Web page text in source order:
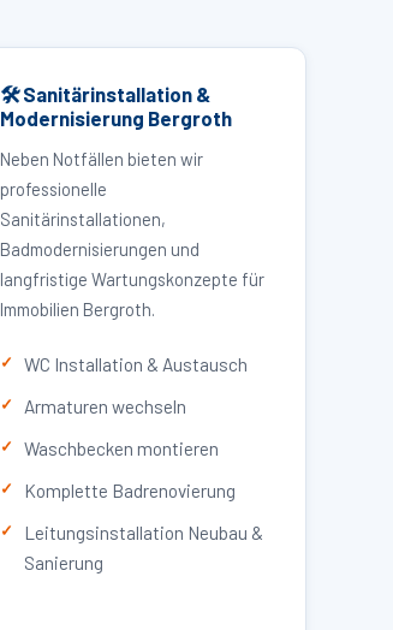
🛠 Sanitärinstallation &
Modernisierung Bergroth
Neben Notfällen bieten wir
professionelle
Sanitärinstallationen,
Badmodernisierungen und
langfristige Wartungskonzepte für
Immobilien Bergroth.
WC Installation & Austausch
Armaturen wechseln
Waschbecken montieren
Komplette Badrenovierung
Leitungsinstallation Neubau &
Sanierung